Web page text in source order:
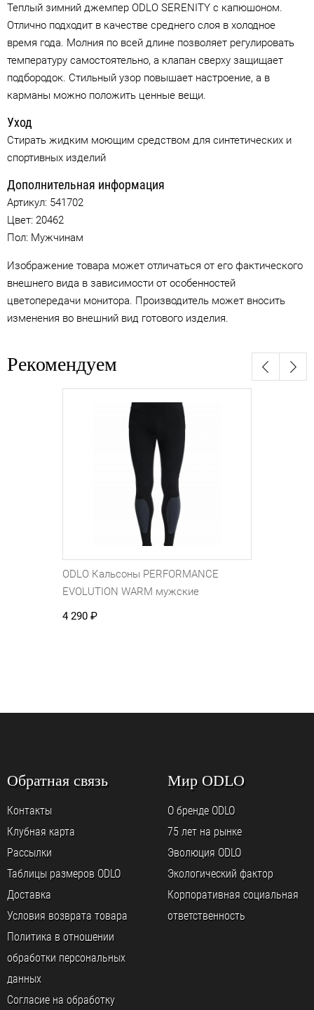
Теплый зимний джемпер ODLO SERENITY с капюшоном.
Отлично подходит в качестве среднего слоя в холодное
время года. Молния по всей длине позволяет регулировать
температуру самостоятельно, а клапан сверху защищает
подбородок. Стильный узор повышает настроение, а в
карманы можно положить ценные вещи.
Уход
Стирать жидким моющим средством для синтетических и
спортивных изделий
Дополнительная информация
Артикул: 541702
Цвет: 20462
Пол: Мужчинам
Изображение товара может отличаться от его фактического
внешнего вида в зависимости от особенностей
цветопередачи монитора. Производитель может вносить
изменения во внешний вид готового изделия.
Рекомендуем
ODLO Кальсоны PERFORMANCE
EVOLUTION WARM мужские
4 290 ₽
Обратная связь
Контакты
Клубная карта
Рассылки
Таблицы размеров ODLO
Доставка
Условия возврата товара
Политика в отношении
обработки персональных
данных
Согласие на обработку
Мир ODLO
О бренде ODLO
75 лет на рынке
Эволюция ODLO
Экологический фактор
Корпоративная социальная
ответственность